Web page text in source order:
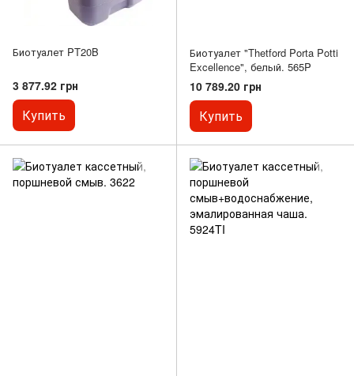
Биотуалет PT20B
3 877.92 грн
Купить
Биотуалет "Thetford Porta Potti
Excellence", белый. 565P
10 789.20 грн
Купить